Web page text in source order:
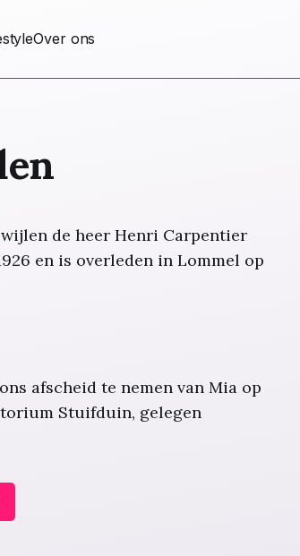
Over ons
de heer Henri Carpentier
en is overleden in Lommel op
afscheid te nemen van Mia op
Stuifduin, gelegen